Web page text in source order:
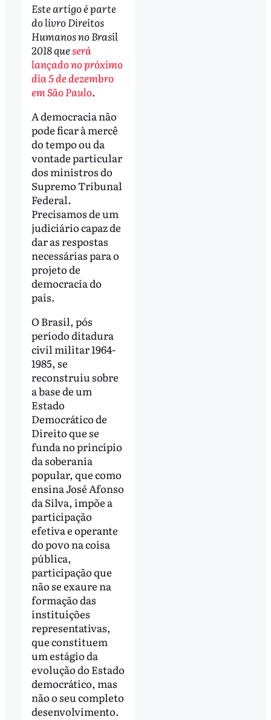
Este artigo é parte
do livro Direitos
Humanos no Brasil
2018 queserá
lançado no próximo
dia 5 de dezembro
em São Paulo.
A democracia não
pode ficar à mercê
do tempo ou da
vontade particular
dos ministros do
Supremo Tribunal
Federal.
Precisamos de um
judiciário capaz de
dar as respostas
necessárias para o
projeto de
democracia do
país.
O Brasil, pós
período ditadura
civil militar 1964-
1985, se
reconstruiu sobre
a base de um
Estado
Democrático de
Direito que se
funda no princípio
da soberania
popular, que como
ensina José Afonso
da Silva, impõe a
participação
efetiva e operante
do povo na coisa
pública,
participação que
não se exaure na
formação das
instituições
representativas,
que constituem
um estágio da
evolução do Estado
democrático, mas
não o seu completo
desenvolvimento.